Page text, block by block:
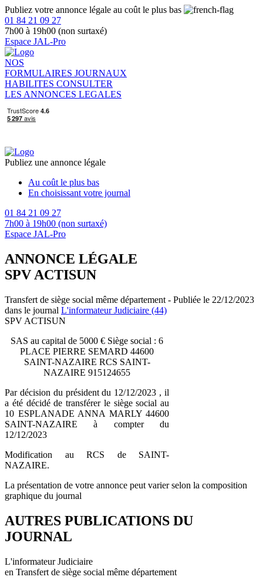
Publiez votre annonce légale au coût le plus bas
01 84 21 09 27
7h00 à 19h00 (non surtaxé)
Espace JAL-Pro
NOS
FORMULAIRES JOURNAUX
HABILITES CONSULTER
LES ANNONCES LEGALES
Publiez une annonce légale
Au coût le plus bas
En choisissant votre journal
01 84 21 09 27
7h00 à 19h00 (non surtaxé)
Espace JAL-Pro
ANNONCE LÉGALE
SPV ACTISUN
Transfert de siège social même département - Publiée le 22/12/2023
dans le journal L'informateur Judiciaire (44)
SPV ACTISUN
SAS au capital de 5000 € Siège social : 6
PLACE PIERRE SEMARD 44600
SAINT-NAZAIRE RCS SAINT-
NAZAIRE 915124655
Par décision du président du 12/12/2023 , il
a été décidé de transférer le siège social au
10 ESPLANADE ANNA MARLY 44600
SAINT-NAZAIRE à compter du
12/12/2023
Modification au RCS de SAINT-
NAZAIRE.
La présentation de votre annonce peut varier selon la composition
graphique du journal
AUTRES PUBLICATIONS DU
JOURNAL
L'informateur Judiciaire
en Transfert de siège social même département